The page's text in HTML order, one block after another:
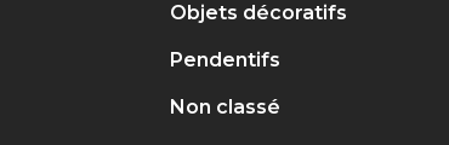
Objets décoratifs
Pendentifs
Non classé